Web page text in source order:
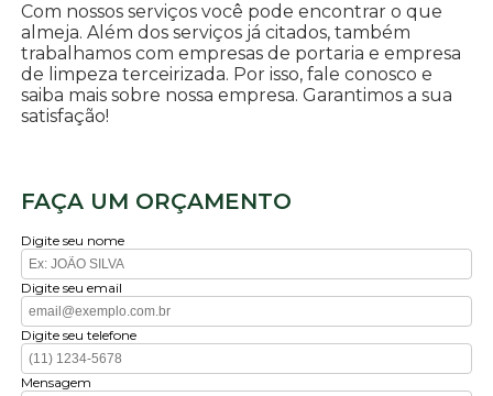
Com nossos serviços você pode encontrar o que
almeja. Além dos serviços já citados, também
trabalhamos com empresas de portaria e empresa
de limpeza terceirizada. Por isso, fale conosco e
saiba mais sobre nossa empresa. Garantimos a sua
satisfação!
FAÇA UM ORÇAMENTO
Digite seu nome
Digite seu email
Digite seu telefone
Mensagem